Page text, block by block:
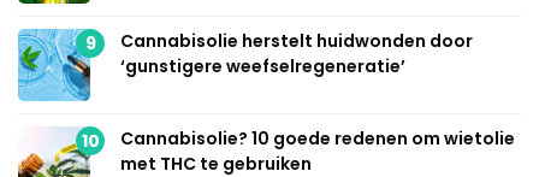
9
Cannabisolie herstelt huidwonden door
‘gunstigere weefselregeneratie’
10
Cannabisolie? 10 goede redenen om wietolie
met THC te gebruiken